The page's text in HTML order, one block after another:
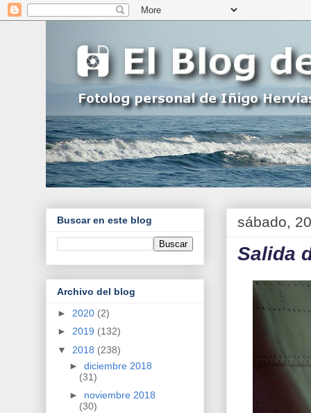
sábado,
Salida
Buscar en este blog
Archivo del blog
► 2020 (2)
► 2019 (132)
▼ 2018 (238)
► diciembre 2018
(31)
► noviembre 2018
(30)